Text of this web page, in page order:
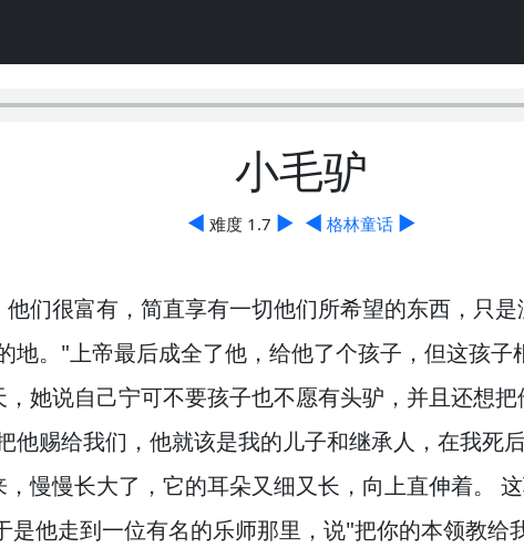
小毛驴
◀ 难度 1.7 ▶ ◀ 格林童话 ▶
他们很富有， 简直享有一切他们所希望的东西， 只是
。 "上帝最后成全了他， 给他了个孩子， 但这孩子
她说自己宁可不要孩子也不愿有头驴， 并且还想把
他赐给我们， 他就该是我的儿子和继承人， 在我死
，慢慢长大了， 它的耳朵又细又长， 向上直伸着。
是他走到一位有名的乐师那里， 说"把你的本领教给